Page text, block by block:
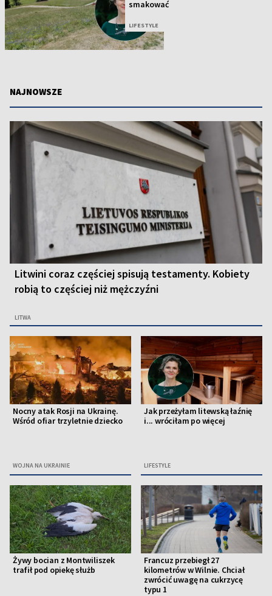
smakować
LIFESTYLE
NAJNOWSZE
Litwini coraz częściej spisują testamenty. Kobiety
robią to częściej niż mężczyźni
LITWA
Nocny atak Rosji na Ukrainę.
Wśród ofiar trzyletnie dziecko
WOJNA NA UKRAINIE
Jak przeżyłam litewską łaźnię
i... wróciłam po więcej
LIFESTYLE
Żywy bocian z Montwiliszek
trafił pod opiekę służb
Francuz przebiegł 27
kilometrów w Wilnie. Chciał
zwrócić uwagę na cukrzycę
typu 1